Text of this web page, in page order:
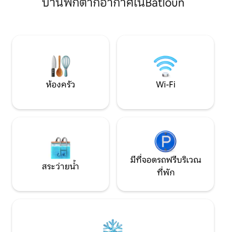
ซี่ในอาคาร - สระ
เพลิดเพลินกับวิวที่
บ้านพักตากอากาศในBatloun
ห้องครัว Wi-Fi
สระว่ายน้ำ
มีที่จอดรถฟรีบริเวณ
ที่พัก